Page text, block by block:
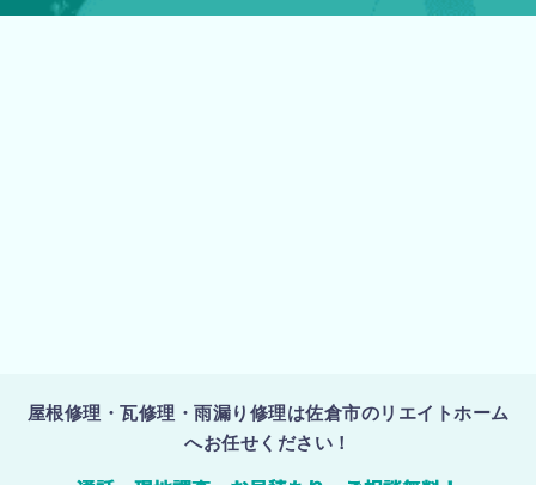
屋根修理・瓦修理・雨漏り修理は佐倉市のリエイトホーム
へお任せください！